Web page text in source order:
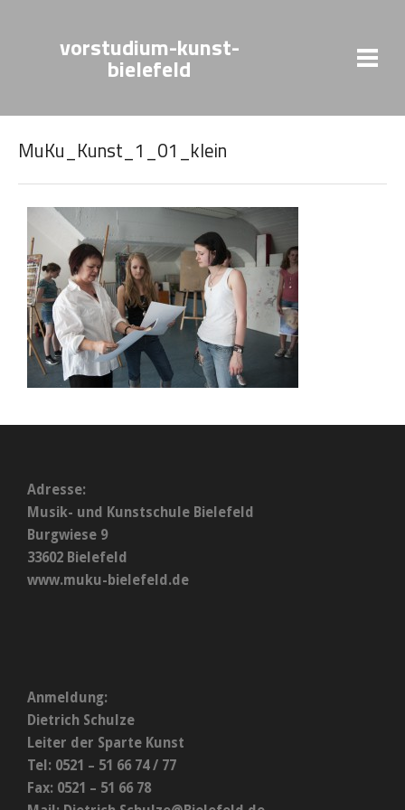
vorstudium-kunst-
bielefeld
MuKu_Kunst_1_01_klein
Adresse:
Musik- und Kunstschule Bielefeld
Burgwiese 9
33602 Bielefeld
www.muku-bielefeld.de
Anmeldung:
Dietrich Schulze
Leiter der Sparte Kunst
Tel: 0521 – 51 66 74 / 77
Fax: 0521 – 51 66 78